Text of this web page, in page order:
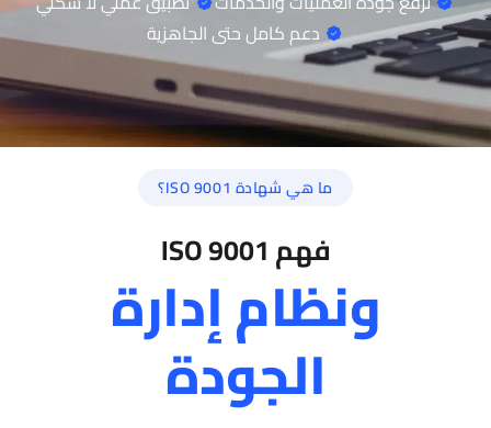
دعم كامل حتى الجاهزية
ما هي شهادة ISO 9001؟
فهم ISO 9001
ونظام إدارة
الجودة